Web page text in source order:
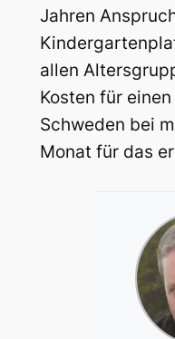
Jahren
allen
Kosten für
Schweden bei
Monat für das